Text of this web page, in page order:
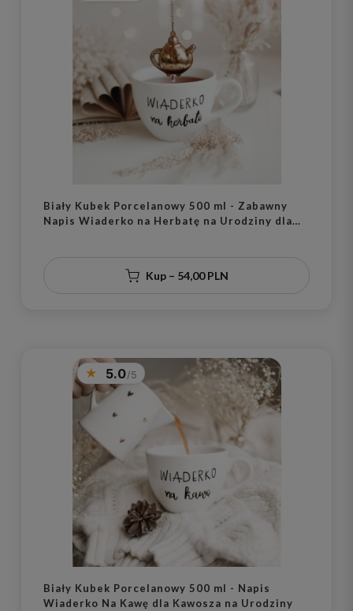
Biały Kubek Porcelanowy 500 ml - Zabawny
Napis Wiaderko na Herbatę na Urodziny dla
Kup – 54,00 PLN
5.0
Biały Kubek Porcelanowy 500 ml - Napis
Wiaderko Na Kawę dla Kawosza na Urodziny